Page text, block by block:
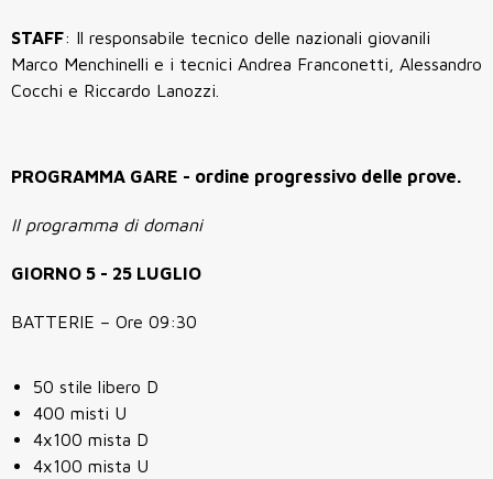
STAFF: Il responsabile tecnico delle nazionali giovanili
Marco Menchinelli e i tecnici Andrea Franconetti, Alessandro
Cocchi e Riccardo Lanozzi.
PROGRAMMA GARE - ordine progressivo delle prove.
Il programma di domani
GIORNO 5 - 25 LUGLIO
BATTERIE – Ore 09:30
50 stile libero D
400 misti U
4x100 mista D
4x100 mista U